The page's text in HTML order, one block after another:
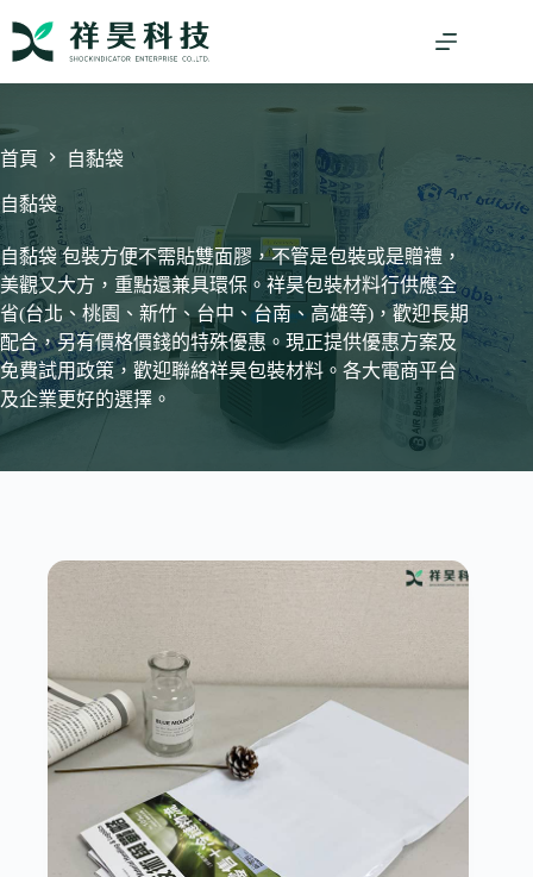
內
容
首頁 自黏袋
自黏袋
自黏袋 包裝方便不需貼雙面膠，不管是包裝或是贈禮，
美觀又大方，重點還兼具環保。祥昊包裝材料行供應全
省(台北、桃園、新竹、台中、台南、高雄等)，歡迎長期
配合，另有價格價錢的特殊優惠。現正提供優惠方案及
免費試用政策，歡迎聯絡祥昊包裝材料。各大電商平台
及企業更好的選擇。